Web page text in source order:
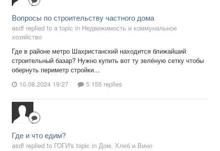
Вопросы по строительству частного дома
asdf replied to a topic in Недвижимость и коммунальное
хозяйство
Где в районе метро Шахристанский находится ближайший
строительный базар? Нужно купить вот ту зелёную сетку чтобы
обернуть периметр стройки...
10.08.2024 19:27
5 155 replies
Где и что едим?
asdf replied to ГОГИ's topic in Дом, Хлеб и Вино